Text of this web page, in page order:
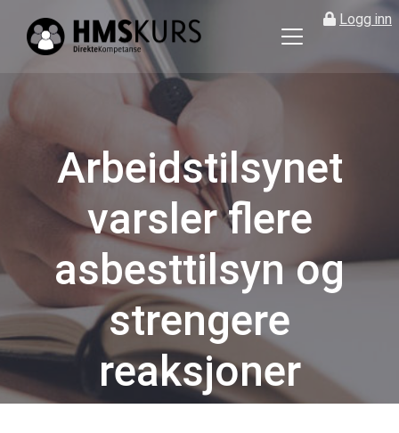
Logg inn
på
ledere
og
verneombud
Arbeidstilsynet
varsler flere
asbesttilsyn og
strengere
reaksjoner